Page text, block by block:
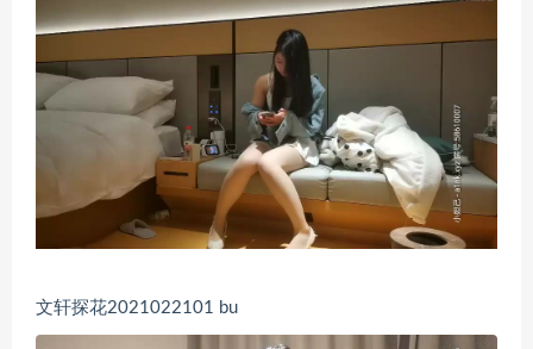
文轩探花2021022101 bu